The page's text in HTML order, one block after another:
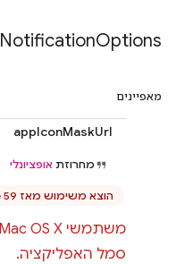
NotificationOptions
מאפיינים
appIconMaskUrl
מחרוזת אופציונלי
הוצא משימוש מאז Chrome 59
סמל האפליקציה.